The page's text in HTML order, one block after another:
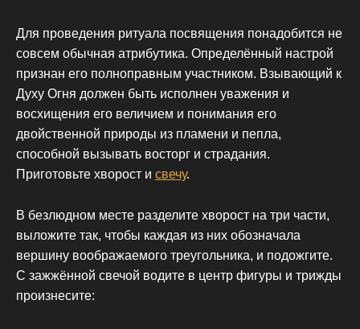
Для проведения ритуала посвящения понадобится не
совсем обычная атрибутика. Определённый настрой
признан его полноправным участником. Взывающий к
Духу Огня должен быть исполнен уважения и
восхищения его величием и понимания его
двойственной природы из пламени и пепла,
способной вызывать восторг и страдания.
Приготовьте хворост и свечу.
В безлюдном месте разделите хворост на три части,
выложите так, чтобы каждая из них обозначала
вершину воображаемого треугольника, и подожгите.
С зажжённой свечой водите в центр фигуры и трижды
произнесите: